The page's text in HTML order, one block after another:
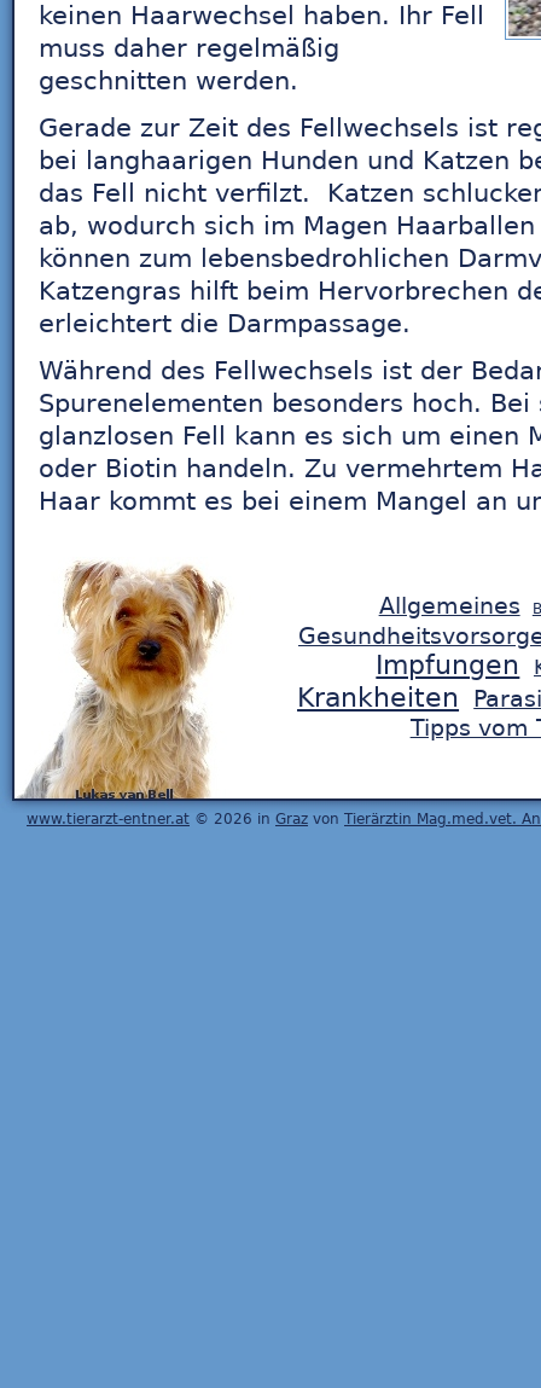
keinen Haarwechsel haben. Ihr Fell
muss daher regelmäßig
geschnitten werden.
Gerade zur Zeit des Fellwechsels ist
bei langhaarigen Hunden und Katzen
das Fell nicht verfilzt. Katzen
ab, wodurch sich im Magen
können zum lebensbedrohlichen
Katzengras hilft beim Hervorbrechen
erleichtert die Darmpassage.
Während des Fellwechsels ist der
Spurenelementen besonders hoch.
glanzlosen Fell kann es sich um einen
oder Biotin handeln. Zu vermehrtem
Haar kommt es bei einem Mangel an
www.tierarzt-entner.at © 2026 in Graz von Tierärztin Mag.med.vet.
Allgemeines
Impfungen
Krankheiten
Tipps vom